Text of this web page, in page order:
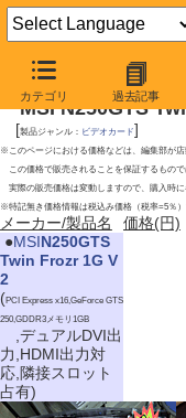
カテゴリ 過去記事
2010年7月10日号
MSI N250GTS
[製品ジャンル： ビデオカード]
※このページにおける価格などは、編集部が店
この価格で販売されることを保証するもので
実際の販売価格は変動しますので、購入時に
※特記無き価格情報は税込み価格（税率=5％）
メーカー/製品名 価格(円)
●MSIN250GTS
Twin Frozr 1G V
2
(PCI Express x16,GeForce GTS
250,GDDR3メモリ1GB
,デュアルDVI出
力,HDMI出力対
応,隣接スロット
占有)